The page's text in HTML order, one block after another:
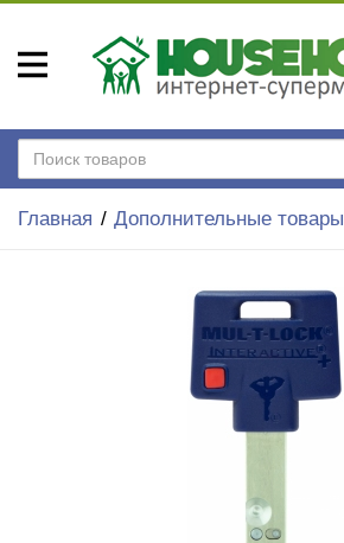
Главная Дополнительные товары